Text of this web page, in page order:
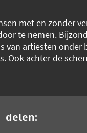
met en zonder
te nemen.
van artiesten onder
Ook achter de
delen: